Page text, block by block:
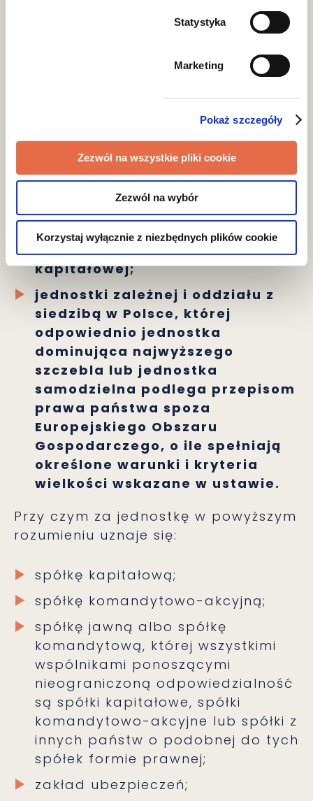
Statystyka
Marketing
Pokaż szczegóły
Zezwól na wszystkie pliki cookie
Zezwól na wybór
Korzystaj wyłącznie z niezbędnych plików cookie
zrównoważonego rozwoju dotyczą:
jednostki małej i jednostki
papierów wartościowych
dopuszczonych do obrotu na
jednym z rynków regulowanych
Europejskiego Obszaru
Gospodarczego;
jednostki dużej;
jednostki będącej jednostką
dominującą dużej grupy
kapitałowej;
jednostki zależnej i oddziału z
siedzibą w Polsce, której
odpowiednio jednostka
dominująca najwyższego
szczebla lub jednostka
samodzielna podlega przepisom
prawa państwa spoza
Europejskiego Obszaru
Gospodarczego, o ile spełniają
określone warunki i kryteria
wielkości wskazane w ustawie.
Przy czym za jednostkę w powyższym
rozumieniu uznaje się:
spółkę kapitałową;
spółkę komandytowo-akcyjną;
spółkę jawną albo spółkę
komandytową, której wszystkimi
wspólnikami ponoszącymi
nieograniczoną odpowiedzialność
są spółki kapitałowe, spółki
komandytowo-akcyjne lub spółki z
innych państw o podobnej do tych
spółek formie prawnej;
zakład ubezpieczeń;